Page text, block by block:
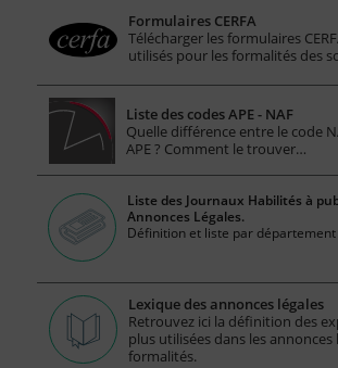
Formulaires CERFA
Télécharger les formulaires
utilisés pour les formalités des
Liste des codes APE - NAF
Quelle différence entre le code
APE ? Comment le trouver…
Liste des Journaux Habilités à
Annonces Légales.
Définition et liste par département
Lexique des annonces légales
Retrouvez ici la définition des
plus utilisées dans les annonces
formalités.